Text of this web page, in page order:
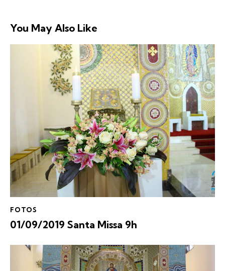
You May Also Like
FOTOS
01/09/2019 Santa Missa 9h